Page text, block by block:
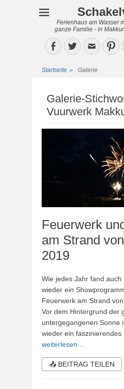
Ferienhaus am Wasser
ganze Familie - in
Facebook
TwitterEmail
Startseite » Galerie
Galerie-
Vuurwerk
Feuerwerk
am Strand
2019
Wie jedes Jahr fand auch
wieder ein
Feuerwerk am Strand
Vor dem Hintergrund der
untergegangenen Sonne
wieder ein faszinierendes
weiterlesen…
📤 BEITRAG TEILEN